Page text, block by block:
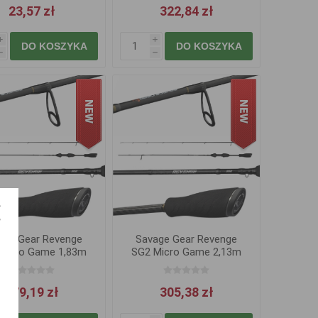
23,57 zł
DO KOSZYKA
322,84 zł
i
h
DO KOSZYKA
Gear Revenge
Micro Game 1,83m
279,19 zł
Savage Gear Revenge
SG2 Micro Game 2,13m
305,38 zł